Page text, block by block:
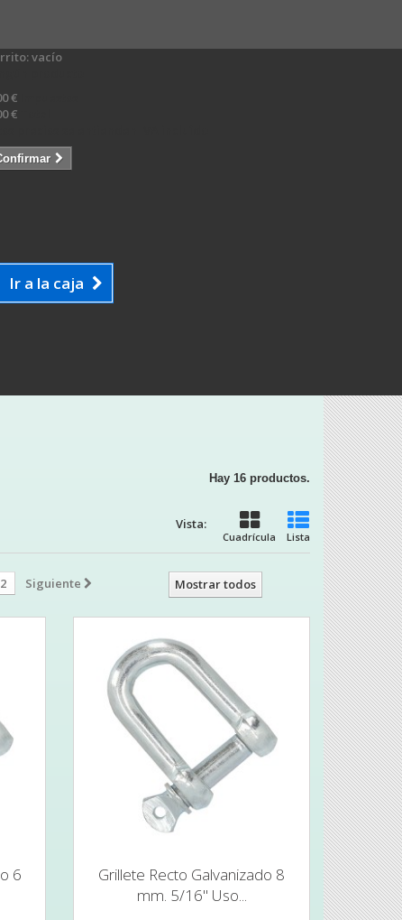
vacío
€
€
Ir a la caja
Hay 16 productos.
Vista:
Cuadrícula Lista
Mostrar todos
2 Siguiente
6
Grillete Recto Galvanizado 8
mm. 5/16" Uso...